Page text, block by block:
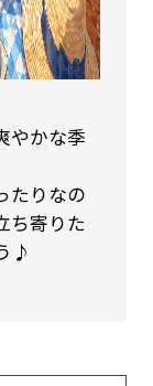
やかな季
たりなの
ち寄りた
♪